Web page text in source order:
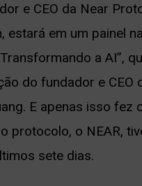
e CEO da Near
estará em um painel
a AI”,
do fundador e CEO
E apenas isso fez
protocolo, o NEAR,
sete dias.